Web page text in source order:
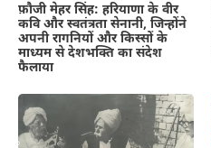
फ़ौजी मेहर सिंह: हरियाणा के वीर
कवि और स्वतंत्रता सेनानी, जिन्होंने
अपनी रागनियों और किस्सों के
माध्यम से देशभक्ति का संदेश
फैलाया